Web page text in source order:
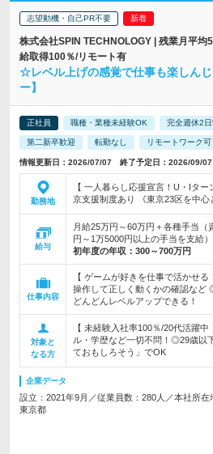
志望動機・自己PR不要
株式会社SPIN TECHNOLOGY | 残業月平均
給取得100％/リモート有
☆レベル上げの感覚で仕事も楽しん
ー】
正社員 職種・業種未経験OK 完全週休2日
第二新卒歓迎 転勤なし リモートワーク可
情報更新日：2026/07/07 終了予定日：2026/09/07
勤務地
【 一人暮らし応援宣言！U・Iタ
京支援制度あり 《東京23区を中心
給与
月給25万円～60万円＋各種手当（
円～1万5000円以上の手当を支給
初年度の年収： 300～700万円
仕事内容
【 ゲームが好きを仕事で活かせ
操作して正しく動くかの確認など
どんどんレベルアップできる！
対象と
なる方
【 未経験入社率100％/20代活躍
ル・学歴など一切不問！◎29歳以
ておもしろそう」でOK
企業データ
設立：2021年9月／従業員数：280人／本社所在
東京都